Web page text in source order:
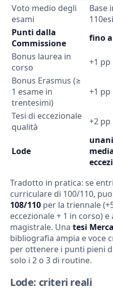
Voto medio degli
esami
Base
Punti dalla
Commissione
fino
Bonus laurea in
corso
+1 pp
Bonus Erasmus (≥
1 esame in
trentesimi)
+1 pp
Tesi di eccezionale
qualità
+2 pp
Lode
Tradotto in pratica: se
curriculare di 100/110,
108/110 per la triennale
eccezionale + 1 in corso) e
magistrale. Una tesi
bibliografia ampia e voce
per ottenere i punti pieni
solo i 2 o 3 di routine.
Lode: criteri reali